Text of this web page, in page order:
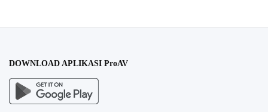
DOWNLOAD APLIKASI ProAV